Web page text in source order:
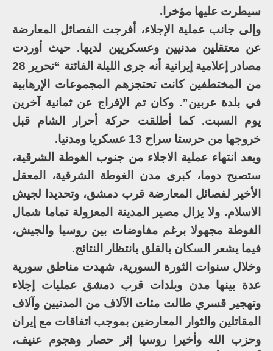
سيطرت عليها مؤخرا.
وإلى جانب عملية الإجلاء، أفرجت الفصائل المعارضة
عن معتقلين مدنيين وعسكريين لديها. حيث أوردت
مصادر إعلامية إيرانية أنه جرى الليلة الفائتة “تحرير 28
من المختطفين كانت تحتجزهم المجموعات الإرهابية
في بلدة عربين”. وكان تم الإفراج عن ثمانية آخرين
يوم السبت. كما أطلقت حركة أحرار الشام قبل
خروجها من حرستا سراح 13 عسكريا ومدنيا.
وبعد انتهاء عملية الاجلاء من جنوب الغوطة الشرقية،
ستصبح دوما، كبرى مدن الغوطة الشرقية، المعقل
الأخير لفصائل المعارضة قرب دمشق، وتحديدا لجيش
الاسلام. ولا يزال مصير المدينة المعزولة تماما شمال
الغوطة مجهولا برغم مفاوضات بين روسيا والجيش،
فيما يشعر السكان بالقلق بانتظار النتائج.
وخلال سنوات الثورة السورية، شهدت مناطق سورية
عدة بينها مدن وبلدات قرب دمشق عمليات إجلاء
وتهجير قسري طالت مئات الآلاف من المدنيين وآلاف
المقاتلين والثوار المعارضين بموجب اتفاقات مع إيران
وحزب الله وأخيرا روسيا إثر حصار وهجوم عنيف،